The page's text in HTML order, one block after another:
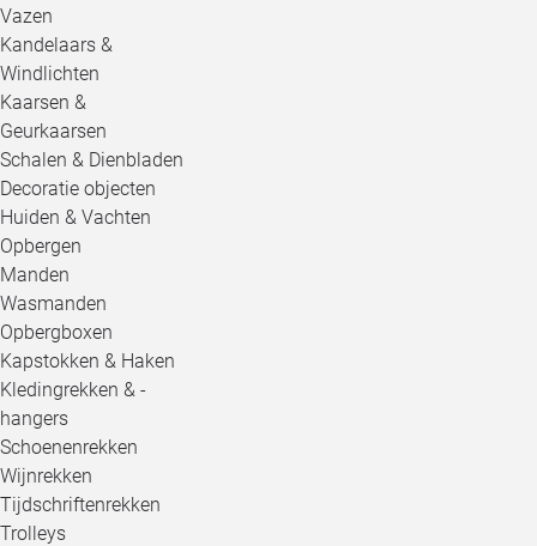
Vazen
Kandelaars &
Windlichten
Kaarsen &
Geurkaarsen
Schalen & Dienbladen
Decoratie objecten
Huiden & Vachten
Opbergen
Manden
Wasmanden
Opbergboxen
Kapstokken & Haken
Kledingrekken & -
hangers
Schoenenrekken
Wijnrekken
Tijdschriftenrekken
Trolleys